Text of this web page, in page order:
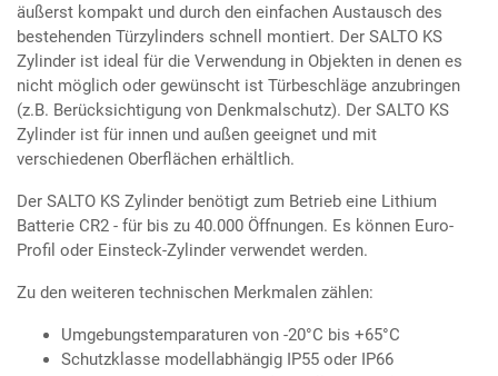
äußerst kompakt und durch den einfachen Austausch des
bestehenden Türzylinders schnell montiert. Der SALTO KS
Zylinder ist ideal für die Verwendung in Objekten in denen es
nicht möglich oder gewünscht ist Türbeschläge anzubringen
(z.B. Berücksichtigung von Denkmalschutz). Der SALTO KS
Zylinder ist für innen und außen geeignet und mit
verschiedenen Oberflächen erhältlich.
Der SALTO KS Zylinder benötigt zum Betrieb eine Lithium
Batterie CR2 - für bis zu 40.000 Öffnungen. Es können Euro-
Profil oder Einsteck-Zylinder verwendet werden.
Zu den weiteren technischen Merkmalen zählen:
Umgebungstemparaturen von -20°C bis +65°C
Schutzklasse modellabhängig IP55 oder IP66